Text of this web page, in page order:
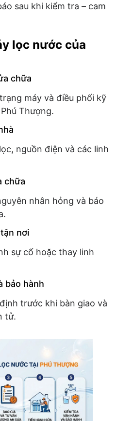
sau khi kiểm tra – cam
lọc nước của
chữa
máy và điều phối kỹ
Thượng.
nguồn điện và các linh
chữa
nhân hỏng và báo
nơi
sự cố hoặc thay linh
bảo hành
trước khi bàn giao và
tử.